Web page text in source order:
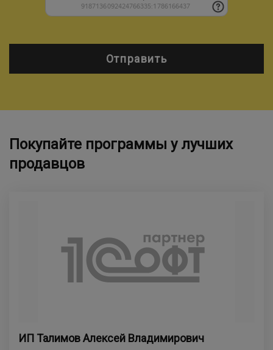
Отправить
Покупайте программы у лучших
продавцов
ИП Талимов Алексей Владимирович